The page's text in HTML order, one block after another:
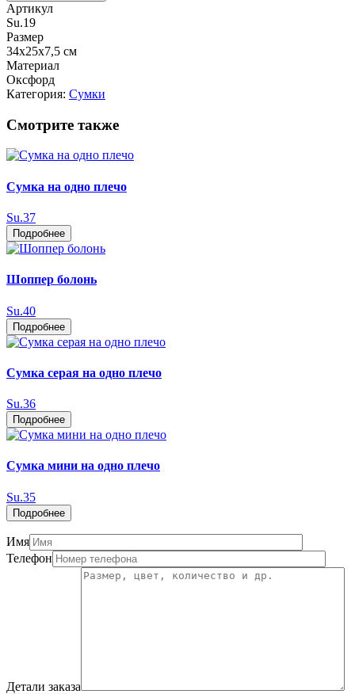
Артикул
Su.19
Размер
34х25х7,5 см
Материал
Оксфорд
Категория: Сумки
Смотрите также
Сумка на одно плечо
Su.37
Подробнее
Шоппер болонь
Su.40
Подробнее
Сумка серая на одно плечо
Su.36
Подробнее
Сумка мини на одно плечо
Su.35
Подробнее
Имя
Телефон
Детали заказа